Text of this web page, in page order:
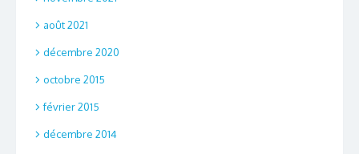
août 2021
décembre 2020
octobre 2015
février 2015
décembre 2014